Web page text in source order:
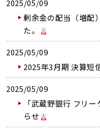
2025/05/09
剰余金の配当（増配
た。
2025/05/09
2025年3月期 決算短
2025/05/09
「武蔵野銀行 フリ
らせ